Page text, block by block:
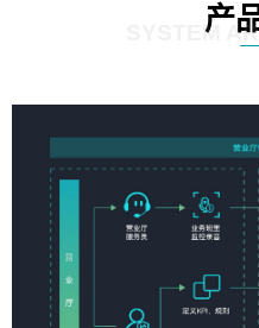
产
SYSTEM